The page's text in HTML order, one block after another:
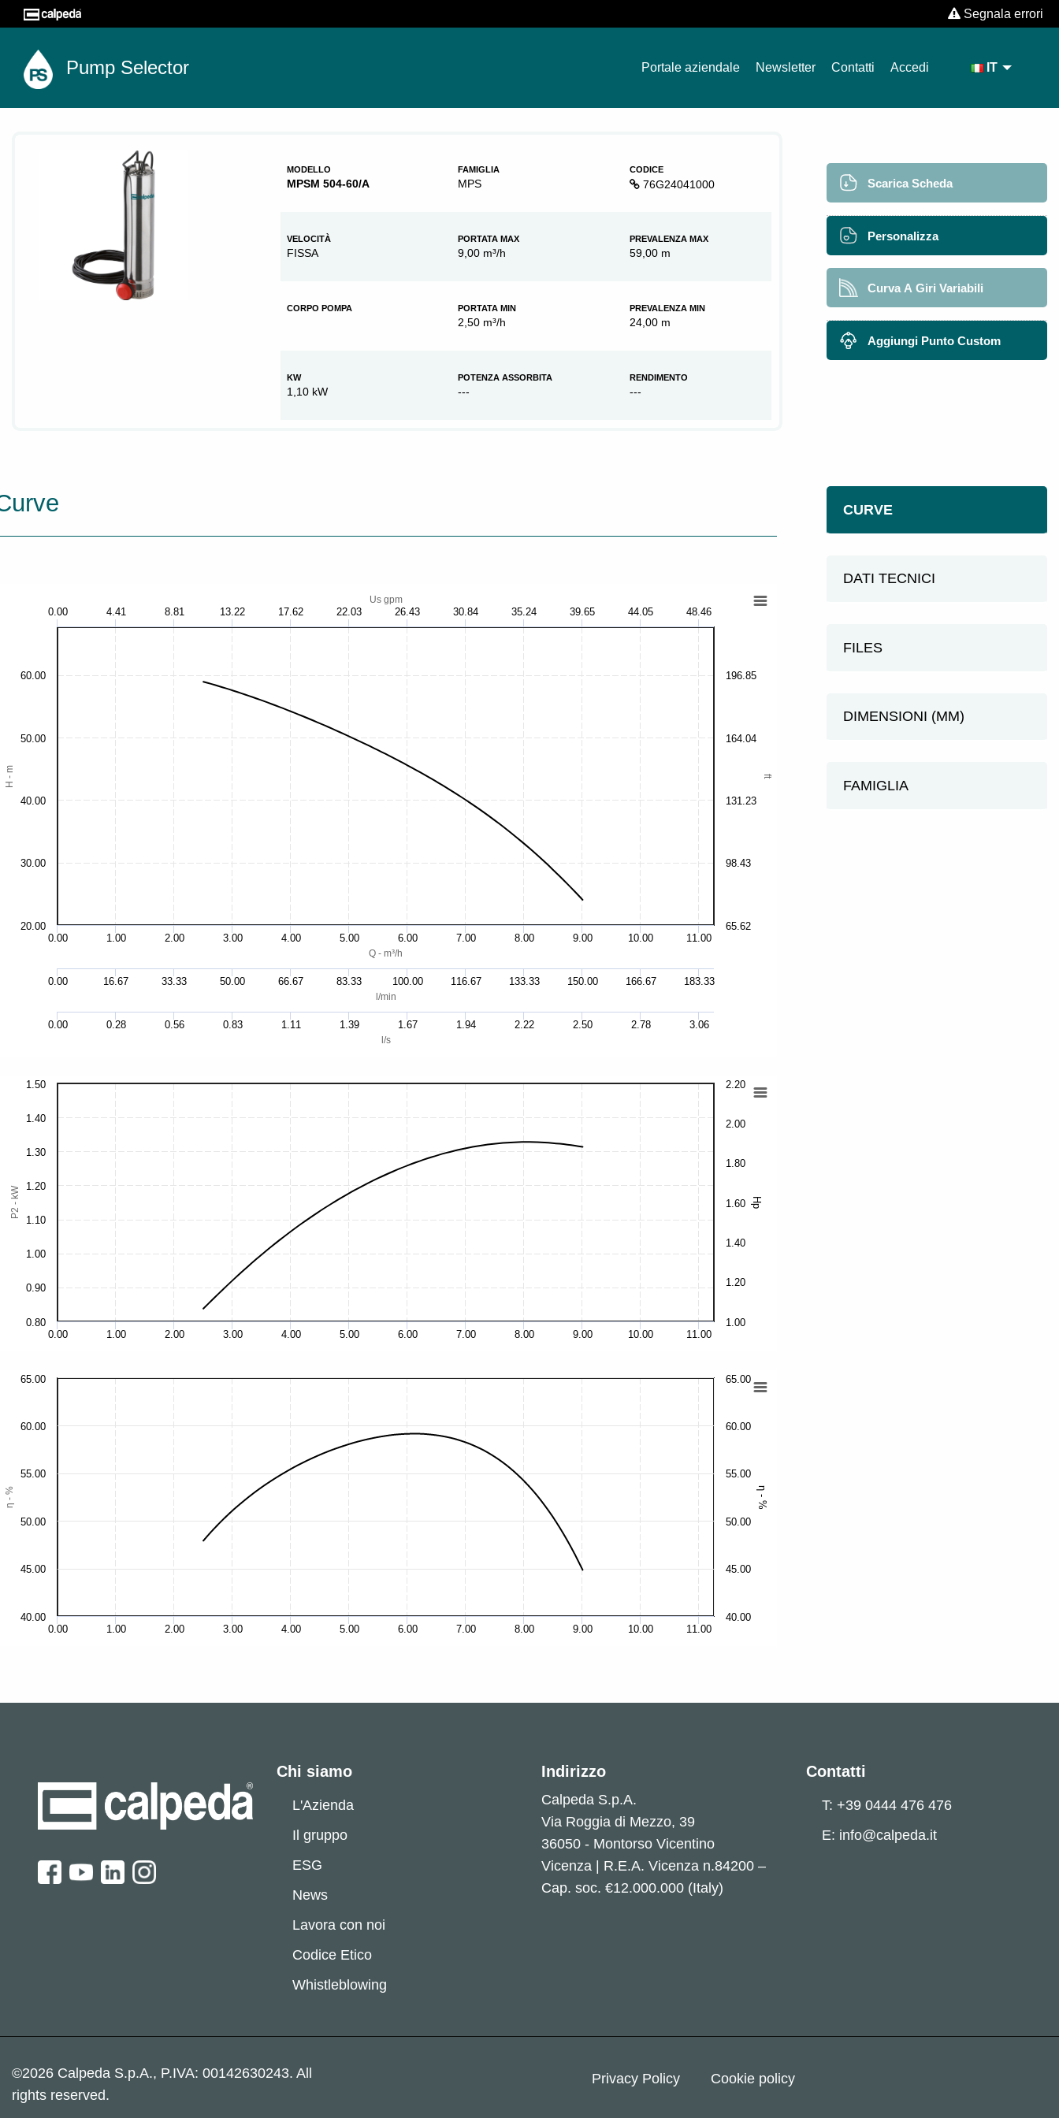
Segnala errori
Pump Selector Portale aziendale Newsletter Contatti Accedi IT
MODELLO
MPSM 504-60/A
FAMIGLIA
MPS
CODICE
76G24041000
VELOCITÀ
FISSA
PORTATA MAX
9,00 m³/h
PREVALENZA MAX
59,00 m
CORPO POMPA PORTATA MIN
2,50 m³/h
PREVALENZA MIN
24,00 m
KW
1,10 kW
POTENZA ASSORBITA
---
RENDIMENTO
---
Scarica Scheda
Personalizza
Curva A Giri Variabili
Aggiungi Punto Custom
Q - m³/h
l/min
l/s
Us gpm
H - m ft
0.00 1.00 2.00 3.00 4.00 5.00 6.00 7.00 8.00 9.00 10.00 11.00
0.00 16.67 33.33 50.00 66.67 83.33 100.00 116.67 133.33 150.00 166.67 183.33
0.00 0.28 0.56 0.83 1.11 1.39 1.67 1.94 2.22 2.50 2.78 3.06
0.00 4.41 8.81 13.22 17.62 22.03 26.43 30.84 35.24 39.65 44.05 48.46
20.00
30.00
40.00
50.00
60.00
65.62
98.43
131.23
164.04
196.85
P2 - kW Hp
0.00 1.00 2.00 3.00 4.00 5.00 6.00 7.00 8.00 9.00 10.00 11.00
0.80
0.90
1.00
1.10
1.20
1.30
1.40
1.50
1.00
1.20
1.40
1.60
1.80
2.00
2.20
η - % η - %
0.00 1.00 2.00 3.00 4.00 5.00 6.00 7.00 8.00 9.00 10.00 11.00
50.00
60.00
40.00
45.00
55.00
65.00
50.00
60.00
40.00
45.00
55.00
65.00
CURVE
DATI TECNICI
FILES
DIMENSIONI (MM)
FAMIGLIA
Chi siamo
L'Azienda
Il gruppo
ESG
News
Lavora con noi
Codice Etico
Whistleblowing
Indirizzo
Calpeda S.p.A.
Via Roggia di Mezzo, 39
36050 - Montorso Vicentino
Vicenza | R.E.A. Vicenza n.84200 –
Cap. soc. €12.000.000 (Italy)
Contatti
T: +39 0444 476 476
E: info@calpeda.it
©2026 Calpeda S.p.A., P.IVA: 00142630243. All
rights reserved.
Privacy Policy Cookie policy